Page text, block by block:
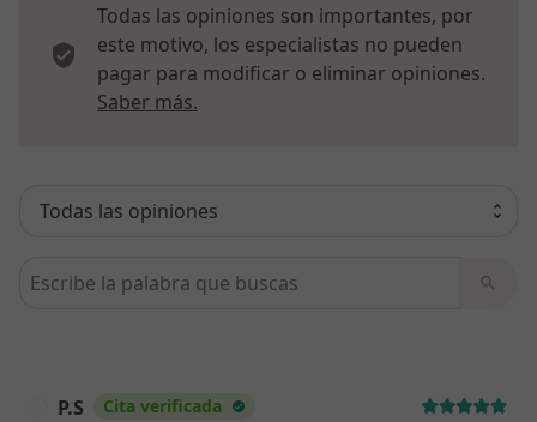
Todas las opiniones son importantes, por
este motivo, los especialistas no pueden
pagar para modificar o eliminar opiniones.
Saber más.
Busca en opiniones
P.S Cita verificada